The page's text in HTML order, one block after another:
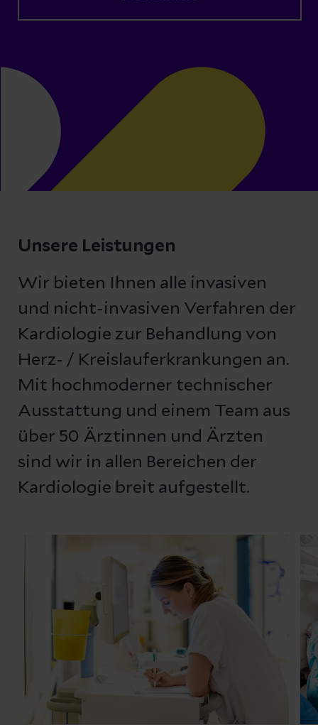
Unsere Leistungen
Wir bieten Ihnen alle invasiven
und nicht-invasiven Verfahren der
Kardiologie zur Behandlung von
Herz- / Kreislauferkrankungen an.
Mit hochmoderner technischer
Ausstattung und einem Team aus
über 50 Ärztinnen und Ärzten
sind wir in allen Bereichen der
Kardiologie breit aufgestellt.